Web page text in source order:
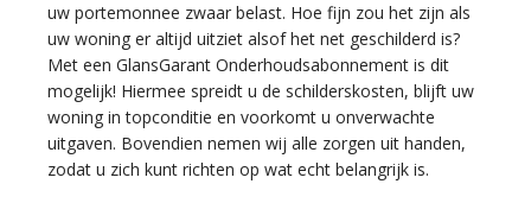
uw portemonnee zwaar belast. Hoe fijn zou het zijn als
uw woning er altijd uitziet alsof het net geschilderd is?
Met een GlansGarant Onderhoudsabonnement is dit
mogelijk! Hiermee spreidt u de schilderskosten, blijft uw
woning in topconditie en voorkomt u onverwachte
uitgaven. Bovendien nemen wij alle zorgen uit handen,
zodat u zich kunt richten op wat echt belangrijk is.